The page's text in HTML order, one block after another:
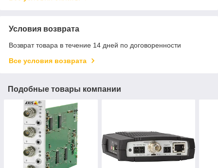
Условия возврата
Возврат товара в течение 14 дней по договоренности
Все условия возврата
Подобные товары компании